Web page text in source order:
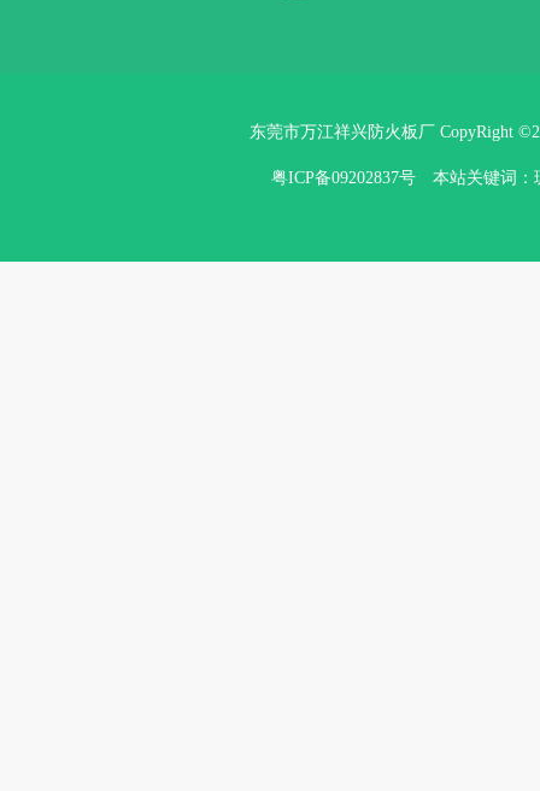
东莞市万江祥兴防火板厂 CopyRight
粤ICP备09202837号 本站关键词：